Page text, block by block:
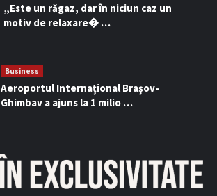
„Este un răgaz, dar în niciun caz un
motiv de relaxare� …
Business
Aeroportul Internațional Brașov-
Ghimbav a ajuns la 1 milio …